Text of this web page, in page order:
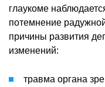
глаукоме
потемнение
причины развития
изменений:
травма органа